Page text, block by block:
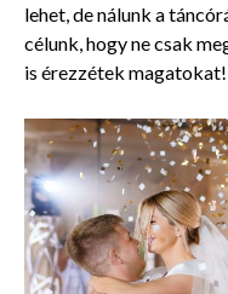
lehet, de nálunk a
célunk, hogy ne csak
is érezzétek magatokat!